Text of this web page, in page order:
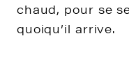
chaud, pour se
quoiqu’il arrive.